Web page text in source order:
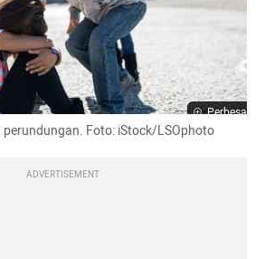
Perbesar
Foto: iStock/LSOphoto
ADVERTISEMENT